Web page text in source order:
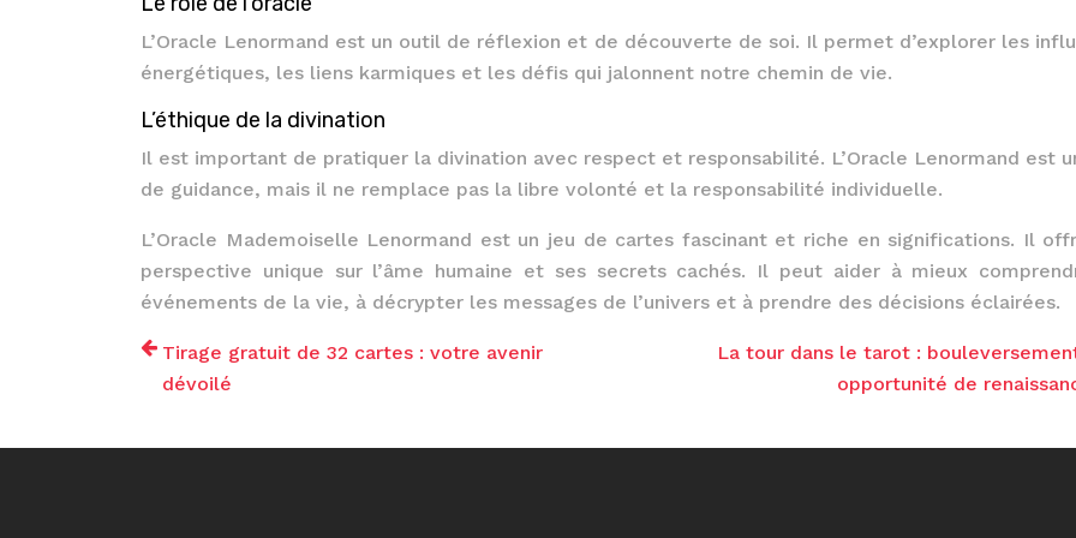
L’Oracle Lenormand est un outil de réflexion et de découverte de soi. Il permet d’explorer les
énergétiques, les liens karmiques et les défis qui jalonnent notre chemin de vie.
L’éthique de la divination
Il est important de pratiquer la divination avec respect et responsabilité. L’Oracle Lenormand est
de guidance, mais il ne remplace pas la libre volonté et la responsabilité individuelle.
L’Oracle Mademoiselle Lenormand est un jeu de cartes fascinant et riche en significations. Il
perspective unique sur l’âme humaine et ses secrets cachés. Il peut aider à mieux
événements de la vie, à décrypter les messages de l’univers et à prendre des décisions éclairées.
Tirage gratuit de 32 cartes : votre avenir
dévoilé
La tour dans le tarot :
opportunité de